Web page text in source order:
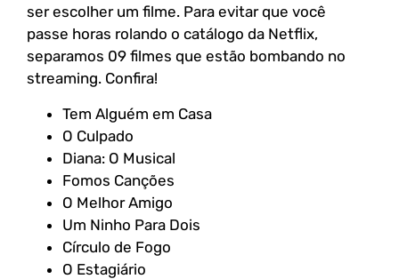
ser escolher um filme. Para evitar que você
passe horas rolando o catálogo da Netflix,
separamos 09 filmes que estão bombando no
streaming. Confira!
Tem Alguém em Casa
O Culpado
Diana: O Musical
Fomos Canções
O Melhor Amigo
Um Ninho Para Dois
Círculo de Fogo
O Estagiário